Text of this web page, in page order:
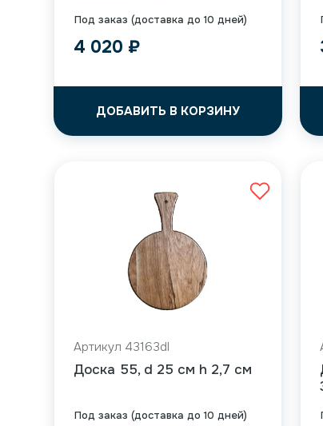
Под заказ (доставка до 10 дней)
4 020 ₽
ДОБАВИТЬ В КОРЗИНУ
Под заказ (доставка до 10 дней)
Артикул 43163dl
Доска 55, d 25 см h 2,7 см